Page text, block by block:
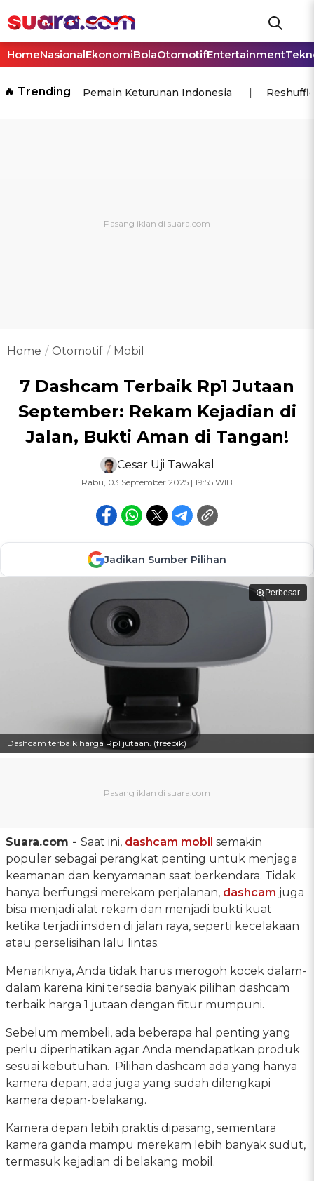
HomeNasionalEkonomiBolaOtomotifEntertainment
🔥 Trending Pemain Keturunan Indonesia
Home Otomotif Mobil
7 Dashcam Terbaik Rp1 Jutaan
September: Rekam Kejadian di
Jalan, Bukti Aman di Tangan!
Cesar Uji Tawakal
Rabu, 03 September 2025 | 19:55 WIB
Jadikan Sumber Pilihan
Perbesar
Dashcam terbaik harga Rp1 jutaan. (freepik)
Suara.com - Saat ini, dashcam mobil semakin
populer sebagai perangkat penting untuk menjaga
keamanan dan kenyamanan saat berkendara. Tidak
hanya berfungsi merekam perjalanan, dashcam juga
bisa menjadi alat rekam dan menjadi bukti kuat
ketika terjadi insiden di jalan raya, seperti kecelakaan
atau perselisihan lalu lintas.
Menariknya, Anda tidak harus merogoh kocek dalam-
dalam karena kini tersedia banyak pilihan dashcam
terbaik harga 1 jutaan dengan fitur mumpuni.
Sebelum membeli, ada beberapa hal penting yang
perlu diperhatikan agar Anda mendapatkan produk
sesuai kebutuhan. Pilihan dashcam ada yang hanya
kamera depan, ada juga yang sudah dilengkapi
kamera depan-belakang.
Kamera depan lebih praktis dipasang, sementara
kamera ganda mampu merekam lebih banyak sudut,
termasuk kejadian di belakang mobil.